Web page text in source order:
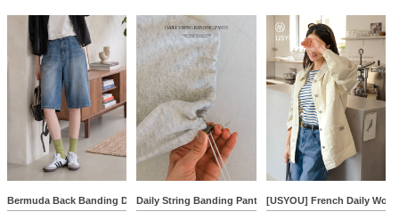
Bermuda Back Banding Denim PantsDaily String Banding Pants [USYOU] French Daily Work